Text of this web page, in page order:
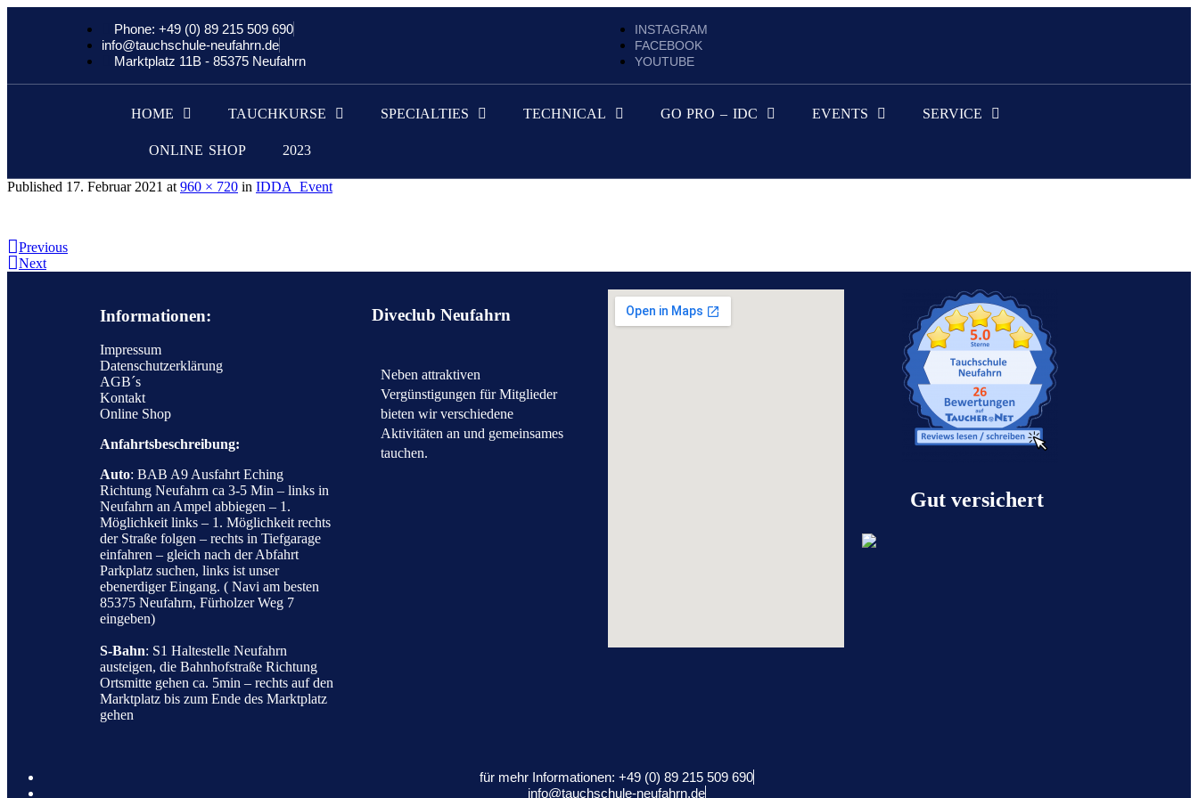
Phone: +49 (0) 89 215 509 690
info@tauchschule-neufahrn.de
Marktplatz 11B - 85375 Neufahrn
INSTAGRAM
FACEBOOK
YOUTUBE
HOME TAUCHKURSE SPECIALTIES TECHNICAL GO PRO – IDC EVENTS SERVICE
ONLINE SHOP 2023
Published 17. Februar 2021 at 960 × 720 in IDDA_Event
Previous
Next
Informationen:
Impressum
Datenschutzerklärung
AGB´s
Kontakt
Online Shop
Anfahrtsbeschreibung:
Auto: BAB A9 Ausfahrt Eching
Richtung Neufahrn ca 3-5 Min – links in
Neufahrn an Ampel abbiegen – 1.
Möglichkeit links – 1. Möglichkeit rechts
der Straße folgen – rechts in Tiefgarage
einfahren – gleich nach der Abfahrt
Parkplatz suchen, links ist unser
ebenerdiger Eingang. ( Navi am besten
85375 Neufahrn, Fürholzer Weg 7
eingeben)
S-Bahn: S1 Haltestelle Neufahrn
austeigen, die Bahnhofstraße Richtung
Ortsmitte gehen ca. 5min – rechts auf den
Marktplatz bis zum Ende des Marktplatz
gehen
Diveclub Neufahrn
Neben attraktiven
Vergünstigungen für Mitglieder
bieten wir verschiedene
Aktivitäten an und gemeinsames
tauchen.
Gut versichert
für mehr Informationen: +49 (0) 89 215 509 690
info@tauchschule-neufahrn.de